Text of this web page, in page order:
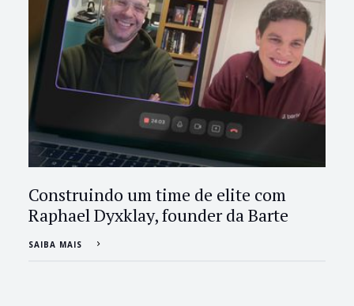
Construindo um time de elite com
Raphael Dyxklay, founder da Barte
SAIBA MAIS